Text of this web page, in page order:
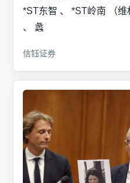
*ST东智 、 *ST岭南 （
、 蠡
信钰证券